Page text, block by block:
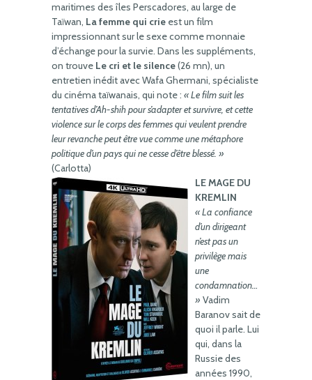
maritimes des îles Perscadores, au large de
Taïwan, La femme qui crie est un film
impressionnant sur le sexe comme monnaie
d’échange pour la survie. Dans les suppléments,
on trouve Le cri et le silence(26 mn), un
entretien inédit avec Wafa Ghermani, spécialiste
du cinéma taïwanais, qui note : « Le film suit les
tentatives d’Ah-shih pour s’adapter et survivre, et cette
violence sur le corps des femmes qui veulent prendre
leur revanche peut être vue comme une métaphore
politique d’un pays qui ne cesse d’être blessé. »
(Carlotta)
LE MAGE DU
KREMLIN
« La confiance
d’un dirigeant
n’est pas un
privilège mais
une
condamnation…
» Vadim
Baranov sait de
quoi il parle. Lui
qui, dans la
Russie des
années 1990,